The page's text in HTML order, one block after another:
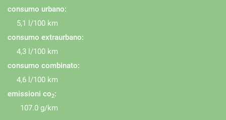
Sedile posteriore sdoppiato
Sensore di pioggia
Sensori di parcheggio posteriori
Servosterzo
Navigatore satellitare
Specchietti laterali elettrici
Specchietto retrovisore con funzione antiabbagliamento
Start/Stop Automatico
consumo urbano:
5,1 l/100 km
consumo extraurbano:
4,3 l/100 km
consumo combinato:
4,6 l/100 km
emissioni co2:
107.0 g/km